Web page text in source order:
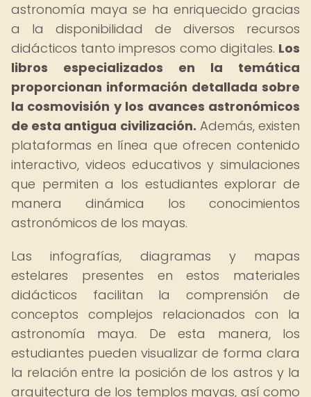
astronomía maya se ha enriquecido gracias
a la disponibilidad de diversos recursos
didácticos tanto impresos como digitales. Los
libros especializados en la temática
proporcionan información detallada sobre
la cosmovisión y los avances astronómicos
de esta antigua civilización. Además, existen
plataformas en línea que ofrecen contenido
interactivo, videos educativos y simulaciones
que permiten a los estudiantes explorar de
manera dinámica los conocimientos
astronómicos de los mayas.
Las infografías, diagramas y mapas
estelares presentes en estos materiales
didácticos facilitan la comprensión de
conceptos complejos relacionados con la
astronomía maya. De esta manera, los
estudiantes pueden visualizar de forma clara
la relación entre la posición de los astros y la
arquitectura de los templos mayas, así como